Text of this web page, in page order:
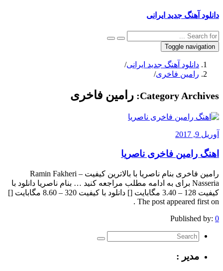
دانلود آهنگ جدید ایرانی
Toggle navigation
دانلود آهنگ جدید ایرانی/
رامین فاخری/
Category Archives: رامین فاخری
آوریل 9, 2017
اهنگ رامین فاخری ناصریا
رامین فاخری بنام ناصریا با بالاترین کیفیت Ramin Fakheri –
Nasseria برای به ادامه مطلب مراجعه کنید … بنام ناصریا دانلود با
کیفیت 128 – 3.40 مگابایت [] دانلود با کیفیت 320 – 8.60 مگابایت []
The post appeared first on .
Published by: 0
مدیر :